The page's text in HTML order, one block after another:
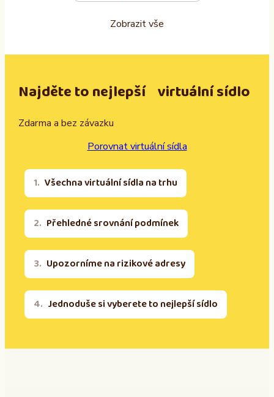
Zobrazit vše
Najděte to nejlepší virtuální sídlo
Zdarma a bez závazku
Porovnat virtuální sídla
Všechna virtuální sídla na trhu
Přehledné srovnání podmínek
Upozorníme na rizikové adresy
Jednoduše si vyberete to nejlepší sídlo